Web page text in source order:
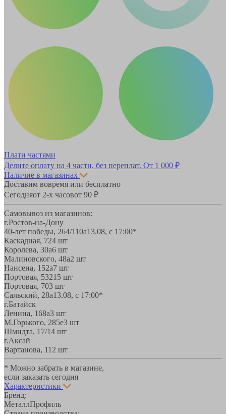
Плати частями
Делите оплату на 4 части, без переплат. От 1 000 ₽
Наличие в магазинах
Доставим вовремя или бесплатно
Сегодняот 2-х часовот 90 ₽
Самовывоз из магазинов:
г.Ростов-на-Дону
40-лет победы, 264/110а13.08, с 17:00*
Каскадная, 724 шт
Королева, 30а6 шт
Малиновского, 48а2 шт
Нансена, 152а7 шт
Портовая, 53215 шт
Портовая, 703 шт
Сальский, 28a13.08, с 17:00*
г.Батайск
Ленина, 168а3 шт
М.Горького, 285е3 шт
Шмидта, 17/14 шт
г.Аксай
Вартанова, 11 2 шт
* Можно забрать в магазине,
если заказать сегодня
Характеристики
Бренд:
МеталлПрофиль